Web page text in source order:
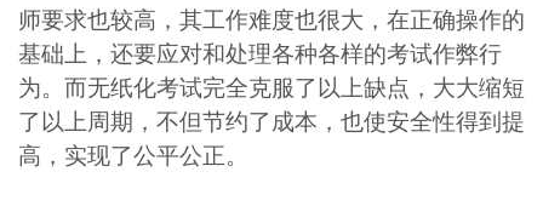
师要求也较高，其工作难度也很大，在正确操作的
基础上，还要应对和处理各种各样的考试作弊行
为。而无纸化考试完全克服了以上缺点，大大缩短
了以上周期，不但节约了成本，也使安全性得到提
高，实现了公平公正。